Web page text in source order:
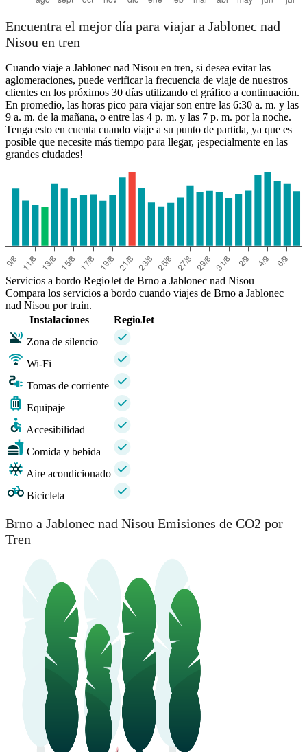
Encuentra el mejor día para viajar a Jablonec nad
Nisou en tren
Cuando viaje a Jablonec nad Nisou en tren, si desea evitar las
aglomeraciones, puede verificar la frecuencia de viaje de nuestros
clientes en los próximos 30 días utilizando el gráfico a continuación.
En promedio, las horas pico para viajar son entre las 6:30 a. m. y las
9 a. m. de la mañana, o entre las 4 p. m. y las 7 p. m. por la noche.
Tenga esto en cuenta cuando viaje a su punto de partida, ya que es
posible que necesite más tiempo para llegar, ¡especialmente en las
grandes ciudades!
Servicios a bordo RegioJet de Brno a Jablonec nad Nisou
Compara los servicios a bordo cuando viajes de Brno a Jablonec
nad Nisou por train.
Instalaciones
RegioJet
Zona de silencio
Wi-Fi
Tomas de corriente
Equipaje
Accesibilidad
Comida y bebida
Aire acondicionado
Bicicleta
Brno a Jablonec nad Nisou Emisiones de CO2 por
Tren